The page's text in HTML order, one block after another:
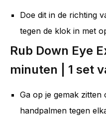
Doe dit in de richting
tegen de klok in met
Rub Down Eye
minuten | 1 set
Ga op je gemak zitten
handpalmen tegen